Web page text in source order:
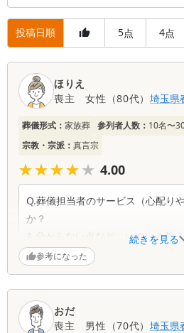
投稿日順 5点 4点
口
続きを見る
ほりえ
喪主
女性 （80代）埼玉県
葬儀形式： 家族葬 参列者人数： 10名〜
宗教・宗派： 真言宗
★★★★★
★★★★★ 4.00
Q.葬儀担当者のサービス（心配り
か？
A.分からない点など、いろいろ教
す。
Q.総合的にティアの葬儀はいかが
A.急なことでしたので、スタッフ
期まで見ていただき、満足でした
参考になった
おだ
喪主
男性 （70代）埼玉県